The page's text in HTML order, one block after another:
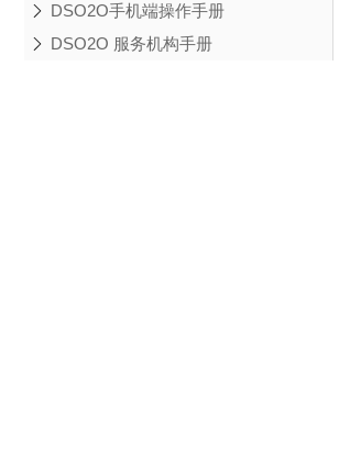
DSO2O手机端操作手册
DSO2O 服务机构手册